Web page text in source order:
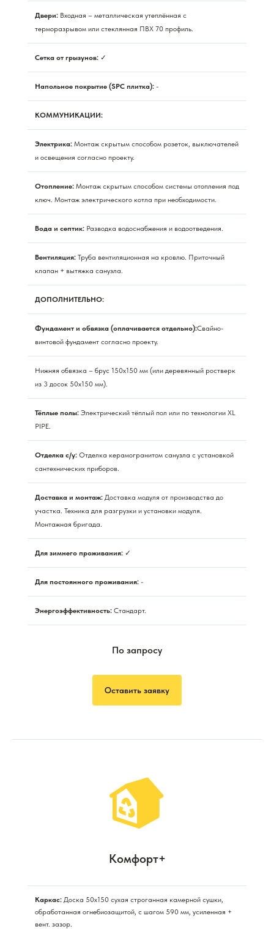
Двери: Входная – металлическая утеплённая с
терморазрывом или стеклянная ПВХ 70 профиль.
Сетка от грызунов: ✓
Напольное покрытие (SPC плитка): -
КОММУНИКАЦИИ:
Электрика: Монтаж скрытым способом розеток, выключателей
и освещения согласно проекту.
Отопление: Монтаж скрытым способом системы отопления под
ключ. Монтаж электрического котла при необходимости.
Вода и септик: Разводка водоснабжения и водоотведения.
Вентиляция: Труба вентиляционная на кровлю. Приточный
клапан + вытяжка санузла.
ДОПОЛНИТЕЛЬНО:
Фундамент и обвязка (оплачивается отдельно):Свайно-
винтовой фундамент согласно проекту.
Нижняя обвязка – брус 150х150 мм (или деревянный ростверк
из 3 досок 50х150 мм).
Тёплые полы: Электрический тёплый пол или по технологии XL
PIPE.
Отделка с/у: Отделка керамогранитом санузла с установкой
сантехнических приборов.
Доставка и монтаж: Доставка модуля от производства до
участка. Техника для разгрузки и установки модуля.
Монтажная бригада.
Для зимнего проживания: ✓
Для постоянного проживания: -
Энергоэффективность: Стандарт.
По запросу
Оставить заявку
Комфорт+
Каркас: Доска 50х150 сухая строганная камерной сушки,
обработанная огнебиозащитой, с шагом 590 мм, усиленная +
вент. зазор.